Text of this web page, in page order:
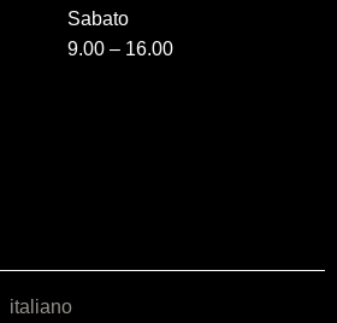
Sabato
9.00 – 16.00
italiano